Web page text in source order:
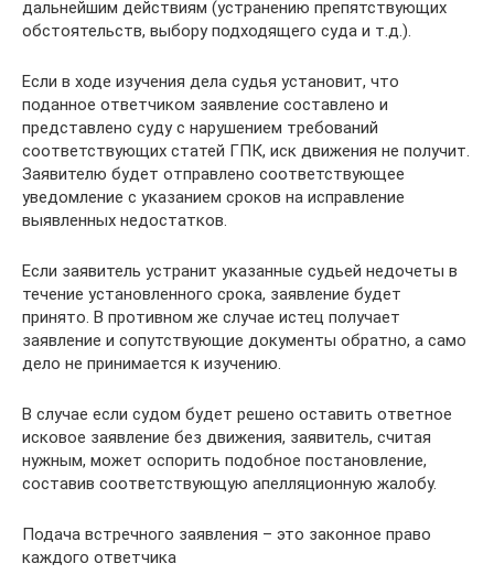
дальнейшим действиям (устранению препятствующих
обстоятельств, выбору подходящего суда и т.д.).
Если в ходе изучения дела судья установит, что
поданное ответчиком заявление составлено и
представлено суду с нарушением требований
соответствующих статей ГПК, иск движения не получит.
Заявителю будет отправлено соответствующее
уведомление с указанием сроков на исправление
выявленных недостатков.
Если заявитель устранит указанные судьей недочеты в
течение установленного срока, заявление будет
принято. В противном же случае истец получает
заявление и сопутствующие документы обратно, а само
дело не принимается к изучению.
В случае если судом будет решено оставить ответное
исковое заявление без движения, заявитель, считая
нужным, может оспорить подобное постановление,
составив соответствующую апелляционную жалобу.
Подача встречного заявления – это законное право
каждого ответчика